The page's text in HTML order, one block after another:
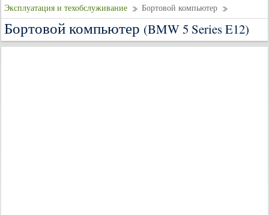
Эксплуатация и техобслуживание
Бортовой компьютер
Бортовой компьютер (BMW 5 Series E12)